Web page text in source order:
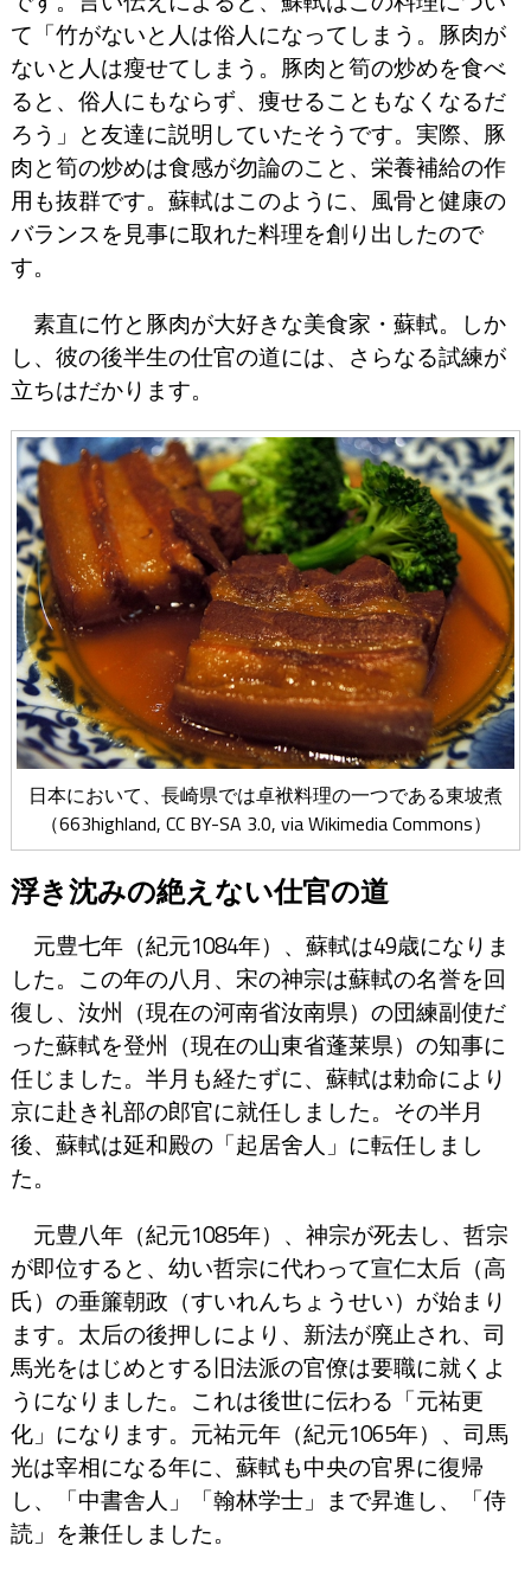
て「竹がないと人は俗人になってしまう。豚肉が
ないと人は瘦せてしまう。豚肉と筍の炒めを食べ
ると、俗人にもならず、痩せることもなくなるだ
ろう」と友達に説明していたそうです。実際、豚
肉と筍の炒めは食感が勿論のこと、栄養補給の作
用も抜群です。蘇軾はこのように、風骨と健康の
バランスを見事に取れた料理を創り出したので
す。
素直に竹と豚肉が大好きな美食家・蘇軾。しか
し、彼の後半生の仕官の道には、さらなる試練が
立ちはだかります。
日本において、長崎県では卓袱料理の一つである東坡煮
（663highland, CC BY-SA 3.0, via Wikimedia Commons）
浮き沈みの絶えない仕官の道
元豊七年（紀元1084年）、蘇軾は49歳になりま
した。この年の八月、宋の神宗は蘇軾の名誉を回
復し、汝州（現在の河南省汝南県）の団練副使だ
った蘇軾を登州（現在の山東省蓬莱県）の知事に
任じました。半月も経たずに、蘇軾は勅命により
京に赴き礼部の郎官に就任しました。その半月
後、蘇軾は延和殿の「起居舍人」に転任しまし
た。
元豊八年（紀元1085年）、神宗が死去し、哲宗
が即位すると、幼い哲宗に代わって宣仁太后（高
氏）の垂簾朝政（すいれんちょうせい）が始まり
ます。太后の後押しにより、新法が廃止され、司
馬光をはじめとする旧法派の官僚は要職に就くよ
うになりました。これは後世に伝わる「元祐更
化」になります。元祐元年（紀元1065年）、司馬
光は宰相になる年に、蘇軾も中央の官界に復帰
し、「中書舎人」「翰林学士」まで昇進し、「侍
読」を兼任しました。